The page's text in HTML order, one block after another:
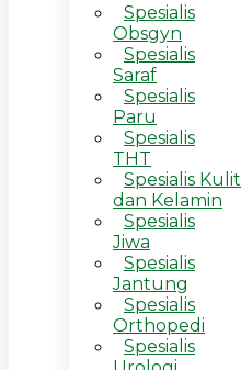
Spesialis
Obsgyn
Spesialis
Saraf
Spesialis
Paru
Spesialis
THT
Spesialis Kulit
dan Kelamin
Spesialis
Jiwa
Spesialis
Jantung
Spesialis
Orthopedi
Spesialis